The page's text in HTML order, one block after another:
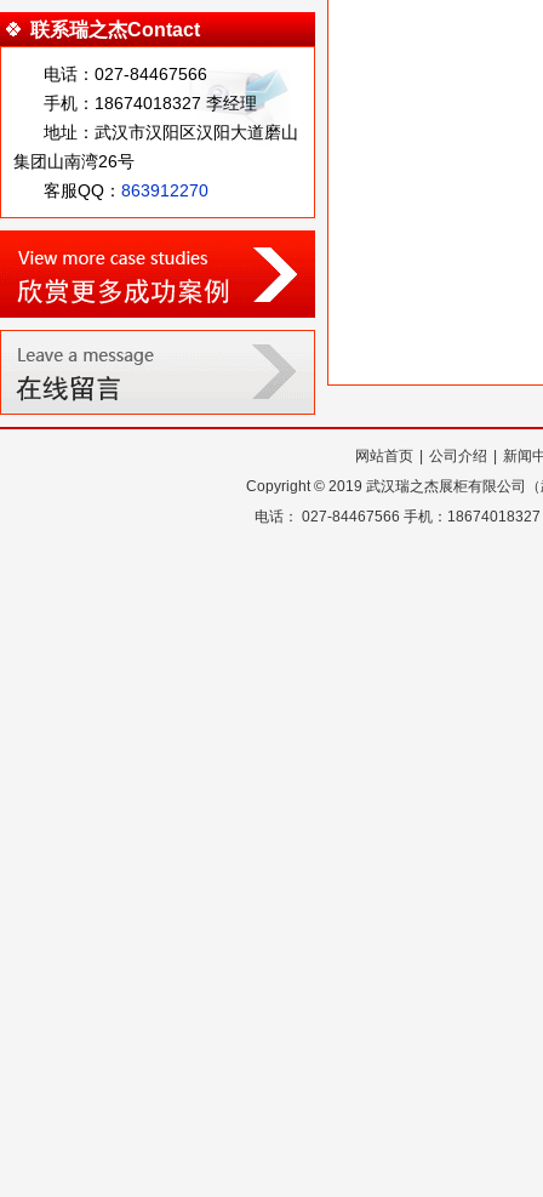
联系瑞之杰Contact
电话：027-84467566
手机：18674018327 李经理
地址：武汉市汉阳区汉阳大道磨山
集团山南湾26号
客服QQ： 863912270
网站首页 公司介绍
新闻
Copyright© 2019 武汉瑞之杰展柜有限公司
电话： 027-84467566 手机：